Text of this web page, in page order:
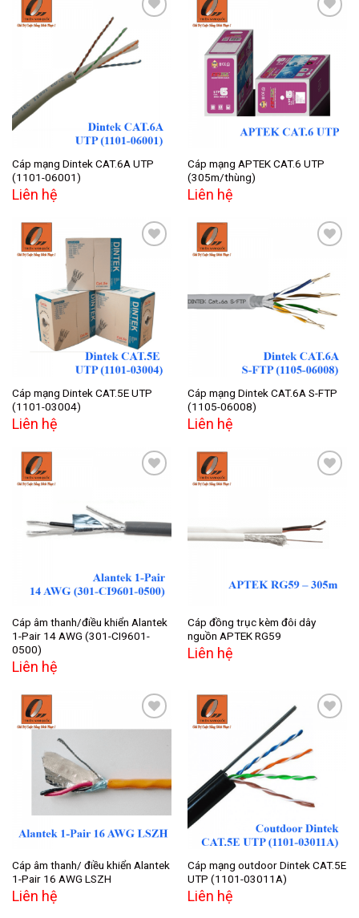
wishlist
Cáp mạng Dintek CAT.6A UTP
(1101-06001)
Liên hệ
Add to
wishlist
Cáp mạng APTEK CAT.6 UTP
(305m/thùng)
Liên hệ
Add to
wishlist
Cáp mạng Dintek CAT.5E UTP
(1101-03004)
Liên hệ
Add to
wishlist
Cáp mạng Dintek CAT.6A S-FTP
(1105-06008)
Liên hệ
wishlist
Cáp âm thanh/điều khiển Alantek
1-Pair 14 AWG (301-CI9601-
0500)
Liên hệ
wishlist
Cáp đồng trục kèm đôi dây
nguồn APTEK RG59
Liên hệ
Cáp âm thanh/ điều khiển Alantek
1-Pair 16 AWG LSZH
Liên hệ
Cáp mạng outdoor Dintek CAT.5E
UTP (1101-03011A)
Liên hệ